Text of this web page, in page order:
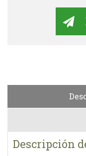
Descripción